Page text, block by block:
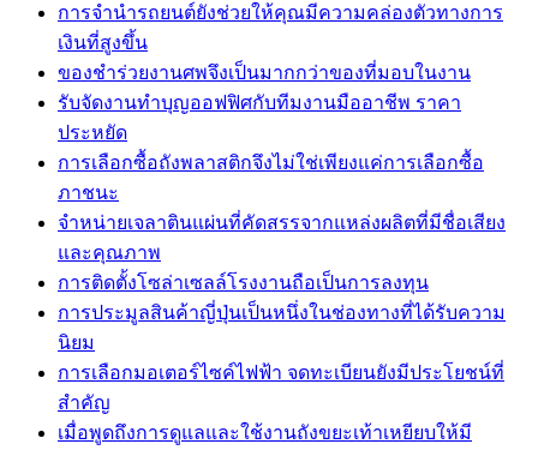
การจำนำรถยนต์ยังช่วยให้คุณมีความคล่องตัวทางการ
เงินที่สูงขึ้น
ของชำร่วยงานศพจึงเป็นมากกว่าของที่มอบในงาน
รับจัดงานทำบุญออฟฟิศกับทีมงานมืออาชีพ ราคา
ประหยัด
การเลือกซื้อถังพลาสติกจึงไม่ใช่เพียงแค่การเลือกซื้อ
ภาชนะ
จำหน่ายเจลาตินแผ่นที่คัดสรรจากแหล่งผลิตที่มีชื่อเสียง
และคุณภาพ
การติดตั้งโซล่าเซลล์โรงงานถือเป็นการลงทุน
การประมูลสินค้าญี่ปุ่นเป็นหนึ่งในช่องทางที่ได้รับความ
นิยม
การเลือกมอเตอร์ไซค์ไฟฟ้า จดทะเบียนยังมีประโยชน์ที่
สำคัญ
เมื่อพูดถึงการดูแลและใช้งานถังขยะเท้าเหยียบให้มี